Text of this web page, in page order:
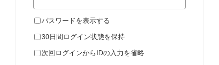
パスワードを表示する
30日間ログイン状態を保持
次回ログインからIDの入力を省略